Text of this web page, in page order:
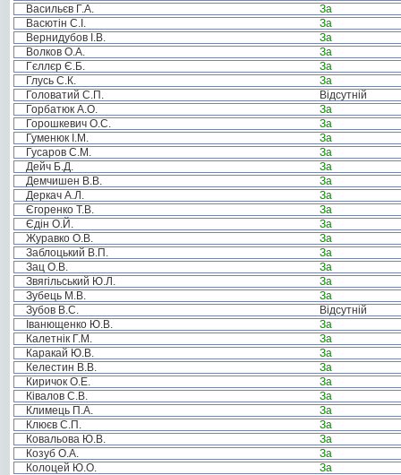
Васильєв Г.А.
За
Васютін С.І.
За
Вернидубов І.В.
За
Волков О.А.
За
Гєллєр Є.Б.
За
Глусь С.К.
За
Головатий С.П.
Відсутній
Горбатюк А.О.
За
Горошкевич О.С.
За
Гуменюк І.М.
За
Гусаров С.М.
За
Дейч Б.Д.
За
Демчишен В.В.
За
Деркач А.Л.
За
Єгоренко Т.В.
За
Єдін О.Й.
За
Журавко О.В.
За
Заблоцький В.П.
За
Зац О.В.
За
Звягільський Ю.Л.
За
Зубець М.В.
За
Зубов В.С.
Відсутній
Іванющенко Ю.В.
За
Калетнік Г.М.
За
Каракай Ю.В.
За
Келестин В.В.
За
Киричок О.Е.
За
Ківалов С.В.
За
Климець П.А.
За
Клюєв С.П.
За
Ковальова Ю.В.
За
Козуб О.А.
За
Колоцей Ю.О.
За